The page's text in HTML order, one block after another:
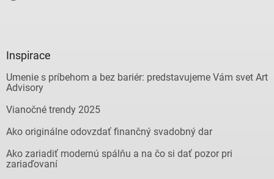
Inspirace
Umenie s príbehom a bez bariér: predstavujeme Vám svet Art
Advisory
Vianočné trendy 2025
Ako originálne odovzdať finančný svadobný dar
Ako zariadiť modernú spálňu a na čo si dať pozor pri
zariaďovaní